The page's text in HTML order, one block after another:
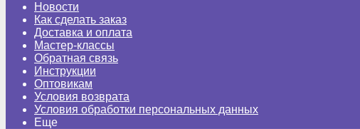
Новости
Как сделать заказ
Доставка и оплата
Мастер-классы
Обратная связь
Инструкции
Оптовикам
Условия возврата
Условия обработки персональных данных
Еще